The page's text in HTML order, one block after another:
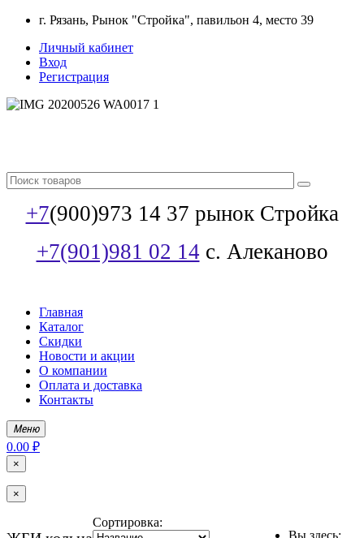
г. Рязань, Рынок "Стройка", павильон 4, место 39
Личный кабинет
Вход
Регистрация
+7(900)973 14 37 рынок Стройка
+7(901)981 02 14 с. Алеканово
Главная
Каталог
Скидки
Новости и акции
О компании
Оплата и доставка
Контакты
Меню
0.00 ₽
×
×
Вы здесь:
Сортировка: